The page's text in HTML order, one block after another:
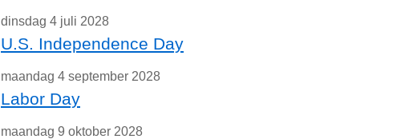
dinsdag 4 juli 2028
U.S. Independence Day
maandag 4 september 2028
Labor Day
maandag 9 oktober 2028